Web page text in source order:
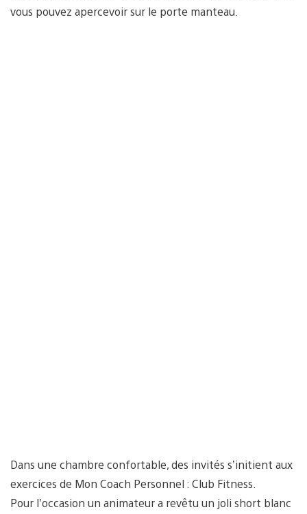
vous pouvez apercevoir sur le porte manteau.
Dans une chambre confortable, des invités s’initient aux
exercices de Mon Coach Personnel : Club Fitness.
Pour l’occasion un animateur a revêtu un joli short blanc